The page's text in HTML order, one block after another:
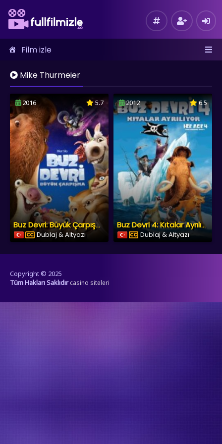
Film izle
Mike Thurmeier
2016 5.7
Buz Devri: Büyük Çarpışma
Dublaj & Altyazı
2012 6.5
Buz Devri 4: Kıtalar Ayrılıyor
Dublaj & Altyazı
Copyright © 2025
Tüm Hakları Saklıdır casino siteleri